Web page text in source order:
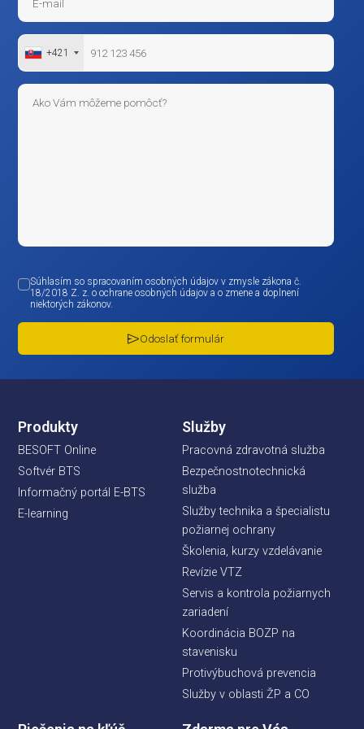
+421
Súhlasím so spracovaním osobných údajov v zmysle zákona č.
18/2018 Z. z. o ochrane osobných údajov a o zmene a doplnení
niektorých zákonov.
Odoslať formulár
Produkty
BESOFT Online
Softvér BTS
Informačný portál E-BTS
E-learning
Služby
Pracovná zdravotná služba
Bezpečnostnotechnická
služba
Služby technika a špecialistu
požiarnej ochrany
Školenia, kurzy vzdelávanie
Revízie VTZ
Servis a kontrola požiarnych
zariadení
Koordinácia BOZP na
stavenisku
Protivýbuchová prevencia
Služby v oblasti ŽP a CO